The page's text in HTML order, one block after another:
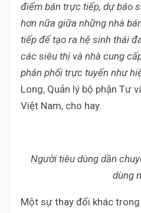
điểm bán trực tiếp, dự báo
hơn nữa giữa những nhà
tiếp để tạo ra hệ sinh thái
các siêu thị và nhà cung
phân phối trực tuyến như
Long, Quản lý bộ phận Tư
Việt Nam, cho hay.
Người tiêu dùng dần
dùng
Một sự thay đổi khác